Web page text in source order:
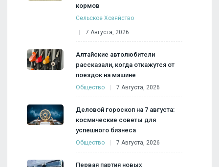
кормов
Сельское Хозяйство
7 Августа, 2026
Алтайские автолюбители
рассказали, когда откажутся от
поездок на машине
Общество 7 Августа, 2026
Деловой гороскоп на 7 августа:
космические советы для
успешного бизнеса
Общество 7 Августа, 2026
Первая партия новых